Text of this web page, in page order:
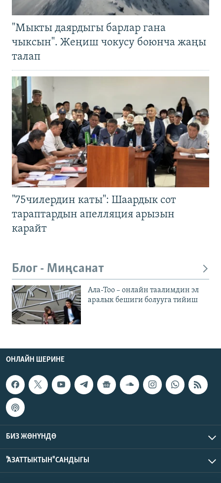
"Мыкты даярдыгы барлар гана
чыксын". Жеңиш чокусу боюнча жаңы
талап
"75чилердин каты": Шаардык сот
тараптардын апелляция арызын
карайт
Блог - Миңсанат
Ала-Тоо – онлайн таалимдин эл
аралык бешиги болууга тийиш
ОНЛАЙН ШЕРИНЕ
БИЗ ЖӨНҮНДӨ
"АЗАТТЫКТЫН" САНДЫГЫ